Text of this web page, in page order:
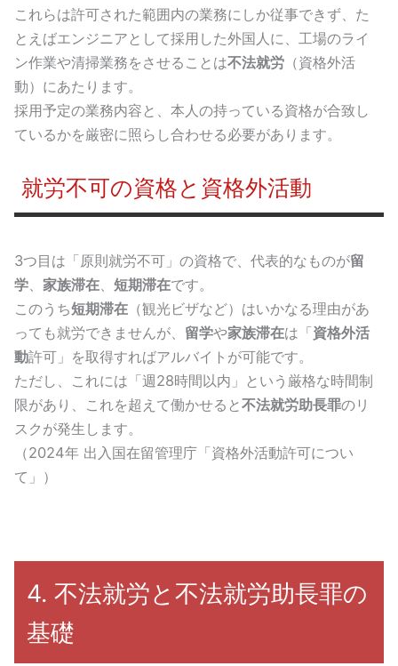
これらは許可された範囲内の業務にしか従事できず、た
とえばエンジニアとして採用した外国人に、工場のライ
ン作業や清掃業務をさせることは不法就労 （資格外活
動）にあたります。
採用予定の業務内容と、本人の持っている資格が合致し
ているかを厳密に照らし合わせる必要があります。
就労不可の資格と資格外活動
3つ目は「原則就労不可」の資格で、代表的なものが留
学、家族滞在、短期滞在です。
このうち短期滞在 （観光ビザなど）はいかなる理由があ
っても就労できませんが、 留学や家族滞在は「資格外活
動許可」を取得すればアルバイトが可能です。
ただし、これには「週28時間以内」という厳格な時間制
限があり、これを超えて働かせると不法就労助長罪のリ
スクが発生します。
（2024年 出入国在留管理庁「資格外活動許可につい
て」）
4. 不法就労と不法就労助長罪の
基礎